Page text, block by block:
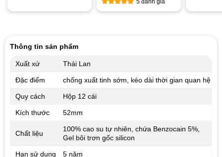
Được xếp
Thông tin sản phẩm
Xuất xứ Thái Lan
Đặc điểm chống xuất tinh sớm, kéo dài thời gian quan hệ
Quy cách Hộp 12 cái
Kích thước 52mm
Chất liệu
100% cao su tự nhiên, chứa Benzocain 5%,
Gel bôi trơn gốc silicon
Hạn sử dụng 5 năm